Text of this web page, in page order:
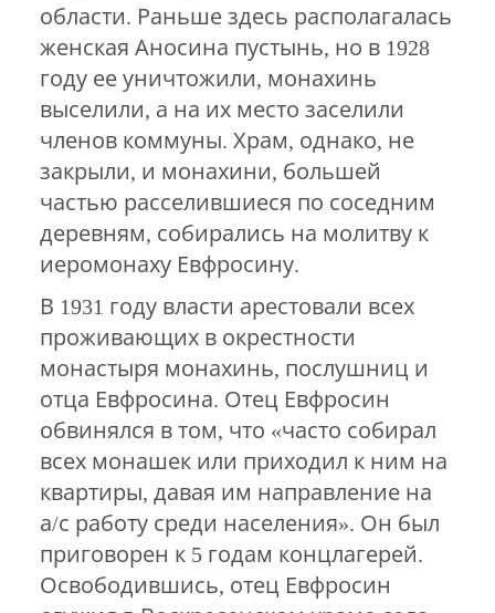
области. Раньше здесь располагалась
женская Аносина пустынь, но в 1928
году ее уничтожили, монахинь
выселили, а на их место заселили
членов коммуны. Храм, однако, не
закрыли, и монахини, большей
частью расселившиеся по соседним
деревням, собирались на молитву к
иеромонаху Евфросину.
В 1931 году власти арестовали всех
проживающих в окрестности
монастыря монахинь, послушниц и
отца Евфросина. Отец Евфросин
обвинялся в том, что «часто собирал
всех монашек или приходил к ним на
квартиры, давая им направление на
а/с работу среди населения». Он был
приговорен к 5 годам концлагерей.
Освободившись, отец Евфросин